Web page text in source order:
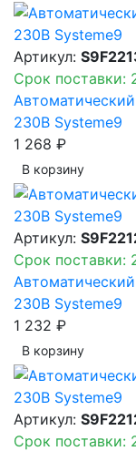
Артикул:
Срок поставки:
230В Systeme9
1 268 ₽
В корзинy
Артикул:
Срок поставки:
230В Systeme9
1 232 ₽
В корзинy
Артикул:
Срок поставки: